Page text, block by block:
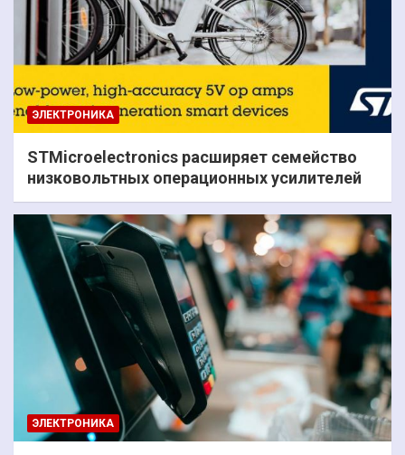
ЭЛЕКТРОНИКА
STMicroelectronics расширяет семейство
низковольтных операционных усилителей
ЭЛЕКТРОНИКА